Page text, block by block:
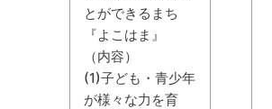
とができるまち
『よこはま』
（内容）
(1)子ども・青少年
が様々な力を育